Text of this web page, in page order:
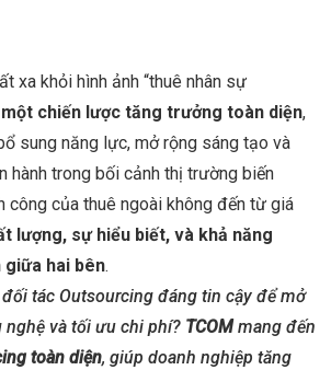
xa khỏi hình ảnh “thuê nhân sự
một chiến lược tăng trưởng toàn diện,
sung năng lực, mở rộng sáng tạo và
hành trong bối cảnh thị trường biến
công của thuê ngoài không đến từ giá
lượng, sự hiểu biết, và khả năng
giữa hai bên.
tác Outsourcing đáng tin cậy để mở
và tối ưu chi phí? TCOMmang đến
toàn diện, giúp doanh nghiệp tăng